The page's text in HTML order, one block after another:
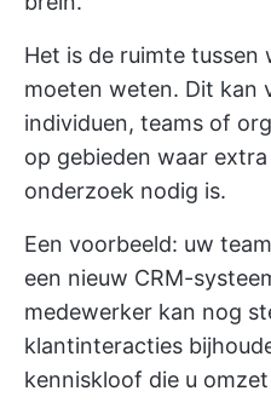
Het is de ruimte
moeten weten. Dit kan
individuen, teams of
op gebieden waar
onderzoek nodig is.
Een voorbeeld: uw
een nieuw CRM-
medewerker kan nog
klantinteracties
kenniskloof die u